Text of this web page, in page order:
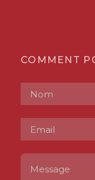
COMMENT